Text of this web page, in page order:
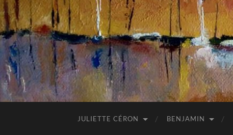
JULIETTE CÉRON BENJAMIN